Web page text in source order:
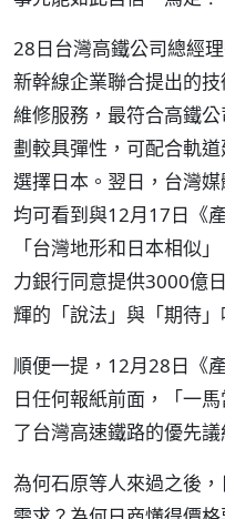
28日台灣高鐵公司總經
新幹線企業聯合提出的
維修服務，最符合高鐵
劃較具彈性，可配合軌
選擇日本。翌日，台灣
均可看到與12月17日《
「台灣地形和日本相似
力銀行同意提供3000億
輝的「說法」與「期待」
順便一提，12月28日《
日任何報紙前面，「一
了台灣高速鐵路的優先議
為何石原等人來過之後